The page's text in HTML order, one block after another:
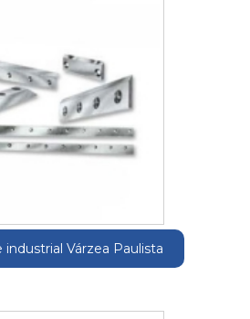
industrial Várzea Paulista